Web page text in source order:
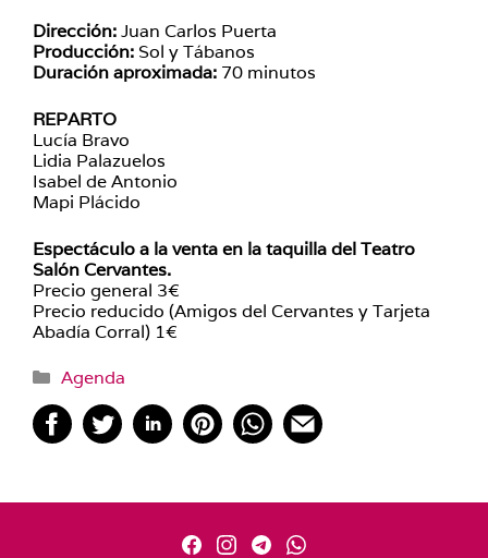
Dirección:Juan Carlos Puerta
Producción: Sol y Tábanos
Duración aproximada: 70 minutos
REPARTO
Lucía Bravo
Lidia Palazuelos
Isabel de Antonio
Mapi Plácido
Espectáculo a la venta en la taquilla del Teatro
Salón Cervantes.
Precio general 3€
Precio reducido (Amigos del Cervantes y Tarjeta
Abadía Corral) 1€
Categorías
Agenda